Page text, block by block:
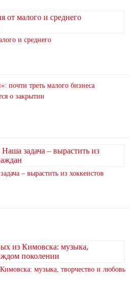
и среднего
почти треть малого бизнеса
о закрытии
– вырастить из хоккеистов
музыка, творчество и любовь